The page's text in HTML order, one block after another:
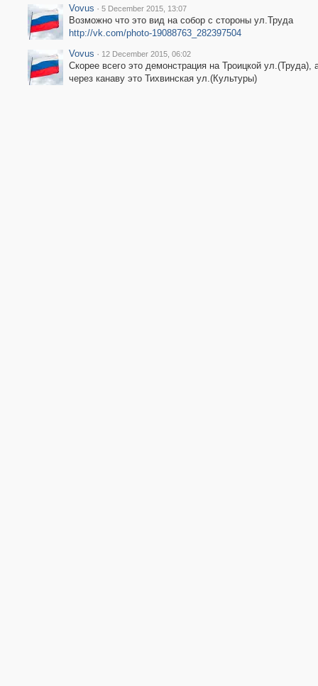
Vovus · 5 December 2015, 13:07
Возможно что это вид на собор с стороны ул.Труда
http://vk.com/photo-19088763_282397504
Vovus · 12 December 2015, 06:02
Скорее всего это демонстрация на Троицкой ул.(Труда),
через канаву это Тихвинская ул.(Культуры)